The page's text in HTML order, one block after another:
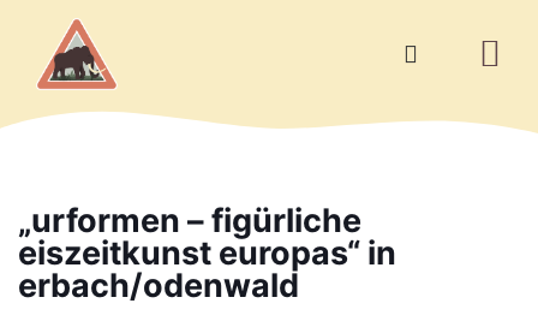
„urformen – figürliche
eiszeitkunst europas“ in
erbach/odenwald